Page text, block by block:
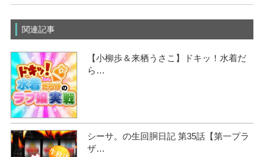
関連記事
【小柳歩＆来栖うさこ】ドキッ！水着だ
ら…
シーサ。の生回胴日記 第35話【第一プラ
ザ…